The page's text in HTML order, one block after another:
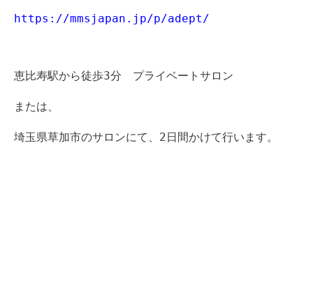
https://mmsjapan.jp/p/adept/
恵比寿駅から徒歩3分 プライベートサロン
または、
埼玉県草加市のサロンにて、2日間かけて行います。